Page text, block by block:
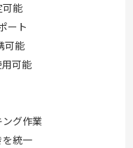
可能
ート
可能
可能
グ作業
統一